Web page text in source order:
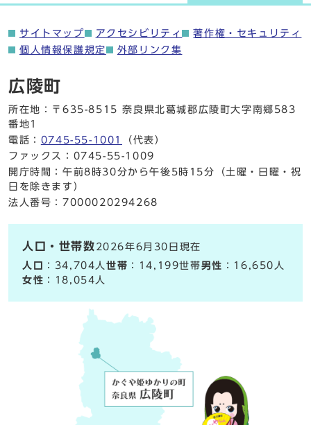
サイトマップ アクセシビリティ
著作権・セキュリティ
個人情報保護規定
外部リンク集
広陵町
所在地：〒635-8515 奈良県北葛城郡広陵町大字南郷583
番地1
電話： 0745-55-1001
（代表）
ファックス：0745-55-1009
開庁時間：午前8時30分から午後5時15分（土曜・日曜・祝
日を除きます）
法人番号：7000020294268
人口・世帯数 2026年6月30日現在
人口
：34,704人世帯 ：14,199世帯男性 ：16,650人
女性 ：18,054人